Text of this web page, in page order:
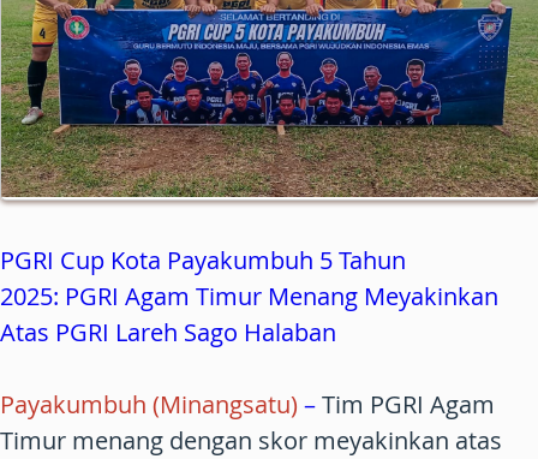
PGRI Cup Kota Payakumbuh 5 Tahun
2025: PGRI Agam Timur Menang Meyakinkan
Atas PGRI Lareh Sago Halaban
Payakumbuh (Minangsatu) –Tim PGRI Agam
Timur menang dengan skor meyakinkan atas